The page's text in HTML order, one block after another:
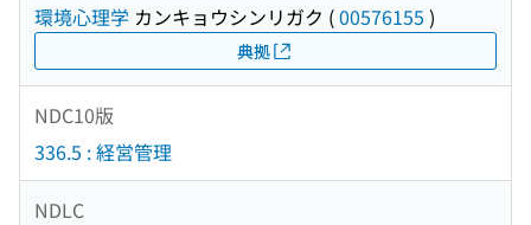
環境心理学 カンキョウシンリガク (00576155 )
典拠
NDC10版
336.5 : 経営管理
NDLC